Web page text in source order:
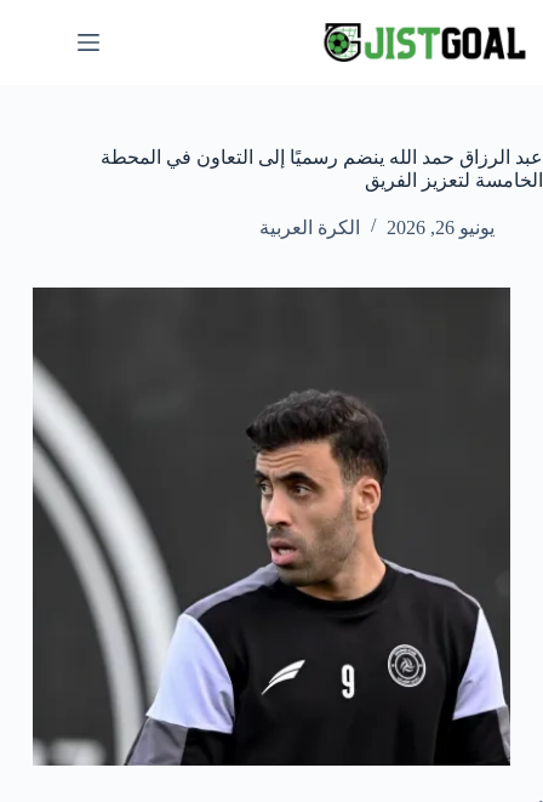
المحتوى
عبد الرزاق حمد الله ينضم رسميًا إلى التعاون في المحطة
الخامسة لتعزيز الفريق
يونيو 26, 2026 الكرة العربية